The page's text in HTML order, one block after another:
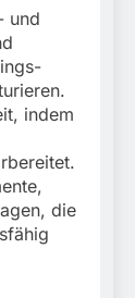
und
indem
die